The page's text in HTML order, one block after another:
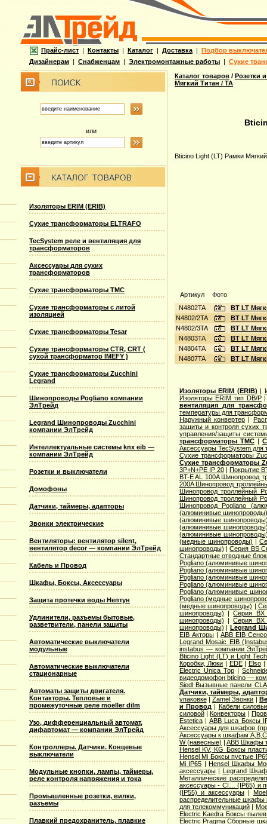
Прайс-лист | Контакты | Каталог | Доставка | Подбор
Дизайнерам | Снабженцам | Электромонтажные работы | Сухие
или
Изоляторы ERIM (ERIB)
Сухие трансформаторы ELTRAFO
TecSystem реле и вентиляция для
трансформаторов
Аксессуары для сухих
трансформаторов
Сухие трансформаторы TMC
Сухие трансформаторы с литой
изоляцией
Сухие трансформаторы Tesar
Сухие трансформаторы CTR, CRT (
сухой трансформатор IMEFY )
Сухие трансформаторы Zucchini
Legrand
Шинопроводы Pogliano компании
ЭлТрейд
Legrand Шинопроводы Zucchini
компании ЭлТрейд
Интеллектуальные системы knx eib —
компании ЭлТрейд
Розетки и выключатели
Домофоны
Датчики, таймеры, адапторы
Звонки электрические
Вентиляторы: вентилятор silent,
вентилятор decor — компании ЭлТрейд
Кабель и Провод
Шкафы, Боксы, Аксессуары
Защита протечки воды Нептун
Удлинители, разъемы бытовые,
разветвители, панели защиты
Автоматические выключатели
модульные
Автоматические выключатели
стационарные
Автоматы защиты двигателя.
Контакторы. Тепловые и
промежуточные реле moeller dilm
Узо, дифференциальный автомат,
дифавтомат — компании ЭлТрейд
Контроллеры. Датчики. Концевые
выключатели
Модульные кнопки, лампы, таймеры,
реле контроля напряжения и тока
Промышленные розетки, вилки,
разъемы
Плавкий предохранитель, плавкие
Каталог товаров / Розетки
Мягкий Титан / TA
Bticino Light (LT) Рамки
Артикул
Фото
N4802TA
BT LT
N4802/2TA
BT LT
N4802/3TA
BT LT
N4803TA
BT LT
N4804TA
BT LT
N4807TA
BT LT
Изоляторы ERIM (ERIB) |
Изоляторы ERIM тип DB/P
вентиляция для
температуры для
Наружный конвертер |
защиты и контроля сухих
управления/защиты
трансформаторы TMC|
Аксессуары TecSystem для
Сухие трансформаторы
Сухие трансформаторы
3P+N+PE IP 20| Покрытие
BT-E AL 100A Шинопровод
200A Шинопровод
Шинопровод троллейный
Шинопровод троллейный
Шинопровод Pogliano
(алюминивые
(алюминивые
(алюминивые
(алюминивые
(медные шинопроводы) |
шинопроводы) |Серия ВS
Стандартные отводные
Pogliano (алюминивые
Pogliano (алюминивые
Pogliano (алюминивые
Pogliano (алюминивые
Pogliano (алюминивые
Pogliano (медные
(медные шинопроводы) |
шинопроводы) |Серия ВХ
шинопроводы) |Серия ВХ
шинопроводы) | Legrand
EIB Акторы| ABB EIB
Legrand Mosaic ЕIB
instabus — компании
Bticino Light (LT) и Light
Коробки, Люки | EDE| Elso|
Electric Unica Top|
видеодомофон bticino —
Siedl Вызывные панели
Датчики, таймеры,
упаковке|Zamel Звонки |
и Провод | Кабели
силовой|Конвекторы |
Estetica| ABB Luca Боксы
Аксессуары для шкафов
Аксессуары к шкафам
W (навесные) |ABB Шкафы
Hensel KV, KG Боксы
Hensel Mi Боксы пустые
Mi IP65 |Hensel Шкафы
аксессуары| Legrand
Металлические
аксессуары - CI… (IP65) и
(IP55) и аксессуары|
распределительные
для телекоммуникаций|
Electric Kaedra Боксы
Electric Pragma Сборные